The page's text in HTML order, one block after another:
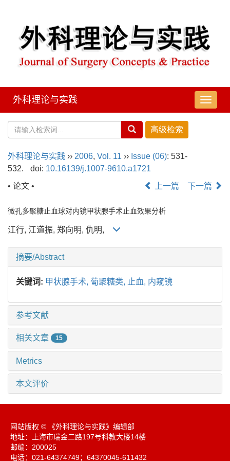
导
航
外科理论与实践
外科理论与实践 ›› 2006, Vol. 11 ›› Issue (06): 531-
532.
doi: 10.16139/j.1007-9610.a1721
• 论文 •
上一篇 下一篇
微孔多聚糖止血球对内镜甲状腺手术止血效果分析
江行, 江道振, 郑向明, 仇明,
摘要/Abstract
关键词: 甲状腺手术, 葡聚糖类, 止血, 内窥镜
参考文献
相关文章 15
Metrics
本文评价
网站版权 © 《外科理论与实践》编辑部
地址：上海市瑞金二路197号科教大楼14楼
邮编：200025
电话：021-64374749；64370045-611432